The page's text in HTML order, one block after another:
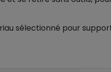
sélectionné pour